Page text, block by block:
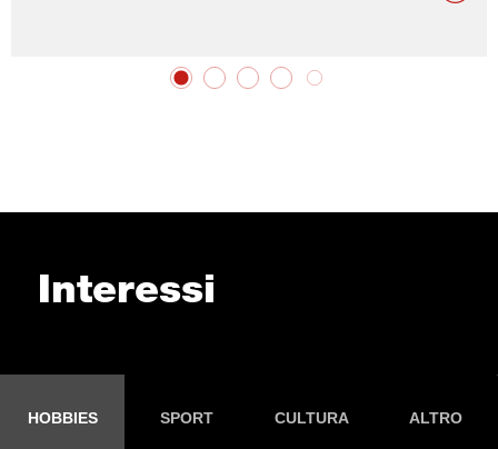
Interessi
HOBBIES SPORT CULTURA ALTRO